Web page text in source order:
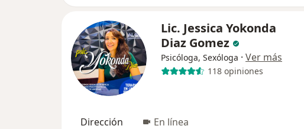
Lic. Jessica Yokonda
Diaz Gomez
Psicóloga, Sexóloga · Ver más
118 opiniones
Dirección En línea